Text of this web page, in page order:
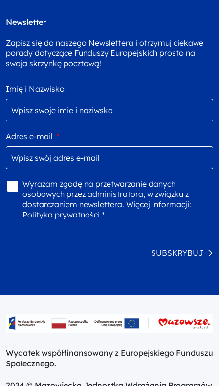
Newsletter
Zapisz się do naszego Newslettera i otrzymuj ciekawe
porady dotyczące Funduszy Europejskich prosto na
swoja skrzynkę pocztową!
Imię i Nazwisko
Adres e-mail *
Wyrażam zgodę na przetwarzanie danych
osobowych przez administratora, w związku z
dostarczaniem newslettera. Więcej informacji:
Polityka prywatności *
SUBSKRYBUJ
Wydatek współfinansowany z Europejskiego Funduszu
Społecznego.